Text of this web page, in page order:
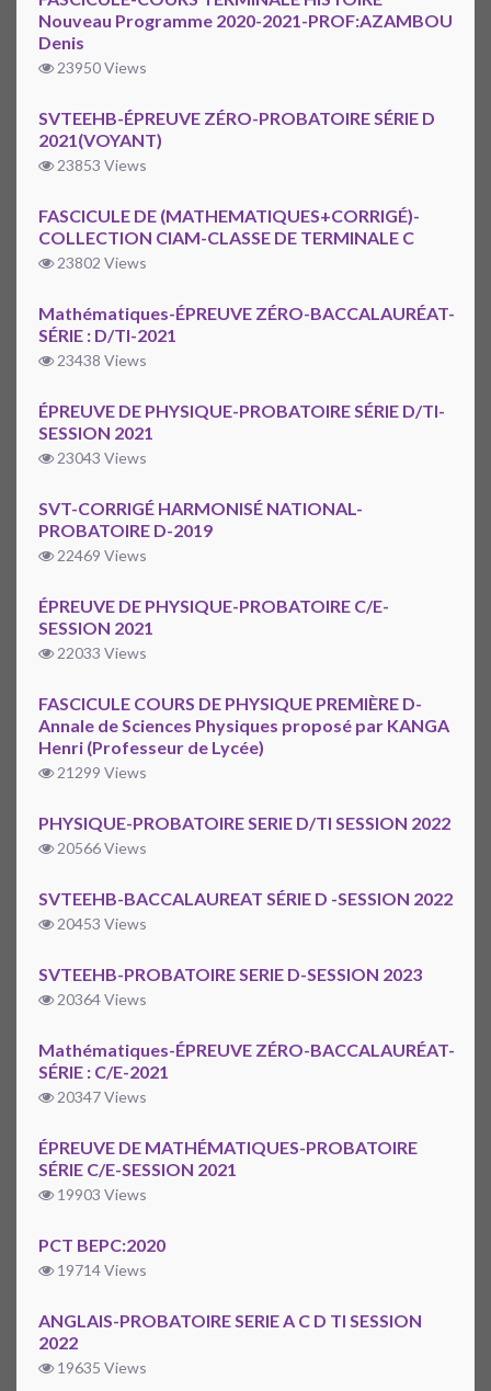
Nouveau Programme 2020-2021-PROF:AZAMBOU
Denis
23950 Views
SVTEEHB-ÉPREUVE ZÉRO-PROBATOIRE SÉRIE D
2021(VOYANT)
23853 Views
FASCICULE DE (MATHEMATIQUES+CORRIGÉ)-
COLLECTION CIAM-CLASSE DE TERMINALE C
23802 Views
Mathématiques-ÉPREUVE ZÉRO-BACCALAURÉAT-
SÉRIE : D/TI-2021
23438 Views
ÉPREUVE DE PHYSIQUE-PROBATOIRE SÉRIE D/TI-
SESSION 2021
23043 Views
SVT-CORRIGÉ HARMONISÉ NATIONAL-
PROBATOIRE D-2019
22469 Views
ÉPREUVE DE PHYSIQUE-PROBATOIRE C/E-
SESSION 2021
22033 Views
FASCICULE COURS DE PHYSIQUE PREMIÈRE D-
Annale de Sciences Physiques proposé par KANGA
Henri (Professeur de Lycée)
21299 Views
PHYSIQUE-PROBATOIRE SERIE D/TI SESSION 2022
20566 Views
SVTEEHB-BACCALAUREAT SÉRIE D -SESSION 2022
20453 Views
SVTEEHB-PROBATOIRE SERIE D-SESSION 2023
20364 Views
Mathématiques-ÉPREUVE ZÉRO-BACCALAURÉAT-
SÉRIE : C/E-2021
20347 Views
ÉPREUVE DE MATHÉMATIQUES-PROBATOIRE
SÉRIE C/E-SESSION 2021
19903 Views
PCT BEPC:2020
19714 Views
ANGLAIS-PROBATOIRE SERIE A C D TI SESSION
2022
19635 Views